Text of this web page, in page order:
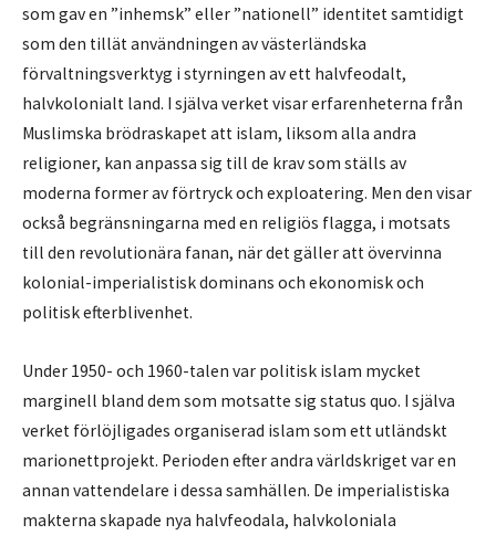
som gav en ”inhemsk” eller ”nationell” identitet samtidigt
som den tillät användningen av västerländska
förvaltningsverktyg i styrningen av ett halvfeodalt,
halvkolonialt land. I själva verket visar erfarenheterna från
Muslimska brödraskapet att islam, liksom alla andra
religioner, kan anpassa sig till de krav som ställs av
moderna former av förtryck och exploatering. Men den visar
också begränsningarna med en religiös flagga, i motsats
till den revolutionära fanan, när det gäller att övervinna
kolonial-imperialistisk dominans och ekonomisk och
politisk efterblivenhet.
Under 1950- och 1960-talen var politisk islam mycket
marginell bland dem som motsatte sig status quo. I själva
verket förlöjligades organiserad islam som ett utländskt
marionettprojekt. Perioden efter andra världskriget var en
annan vattendelare i dessa samhällen. De imperialistiska
makterna skapade nya halvfeodala, halvkoloniala